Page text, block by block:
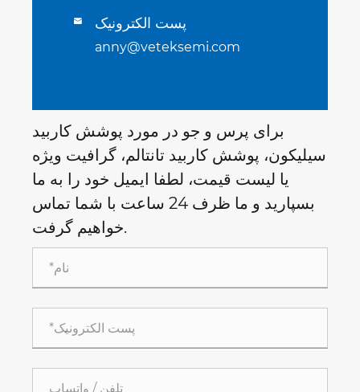
 پست الکترونیک
anny@veteksemi.com
برای پرس و جو در مورد پوشش کاربید
سیلیکون، پوشش کاربید تانتالم، گرافیت ویژه
یا لیست قیمت، لطفا ایمیل خود را به ما
بسپارید و ما ظرف 24 ساعت با شما تماس
خواهیم گرفت.